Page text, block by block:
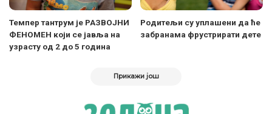
Темпер тантрум је РАЗВОЈНИ
ФЕНОМЕН који се јавља на
узрасту од 2 до 5 година
Родитељи су уплашени да ће
забранама фрустрирати дете
Прикажи још